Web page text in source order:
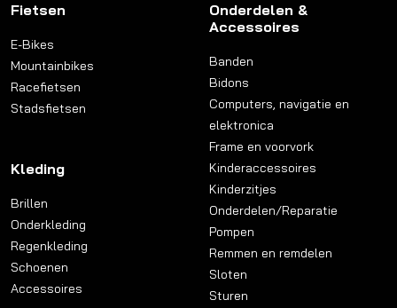
Fietsen
E-Bikes
Mountainbikes
Racefietsen
Stadsfietsen
Kleding
Brillen
Onderkleding
Regenkleding
Schoenen
Accessoires
Onderdelen &
Accessoires
Banden
Bidons
Computers, navigatie en
elektronica
Frame en voorvork
Kinderaccessoires
Kinderzitjes
Onderdelen/Reparatie
Pompen
Remmen en remdelen
Sloten
Sturen